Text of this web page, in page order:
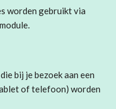
worden gebruikt via
bij je bezoek aan een
of telefoon) worden